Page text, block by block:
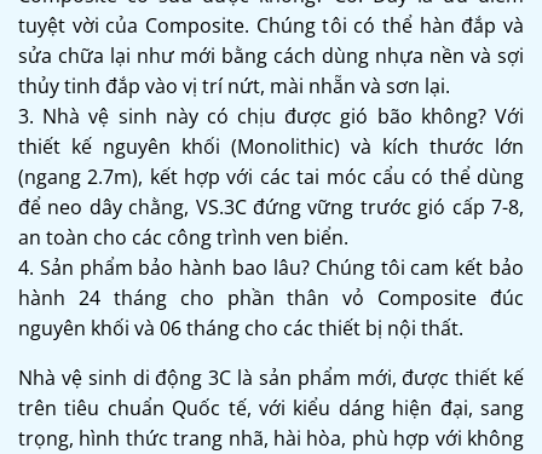
tuyệt vời của Composite. Chúng tôi có thể hàn đắp và
sửa chữa lại như mới bằng cách dùng nhựa nền và sợi
thủy tinh đắp vào vị trí nứt, mài nhẵn và sơn lại.
3. Nhà vệ sinh này có chịu được gió bão không? Với
thiết kế nguyên khối (Monolithic) và kích thước lớn
(ngang 2.7m), kết hợp với các tai móc cẩu có thể dùng
để neo dây chằng, VS.3C đứng vững trước gió cấp 7-8,
an toàn cho các công trình ven biển.
4. Sản phẩm bảo hành bao lâu? Chúng tôi cam kết bảo
hành 24 tháng cho phần thân vỏ Composite đúc
nguyên khối và 06 tháng cho các thiết bị nội thất.
Nhà vệ sinh di động 3C là sản phẩm mới, được thiết kế
trên tiêu chuẩn Quốc tế, với kiểu dáng hiện đại, sang
trọng, hình thức trang nhã, hài hòa, phù hợp với không